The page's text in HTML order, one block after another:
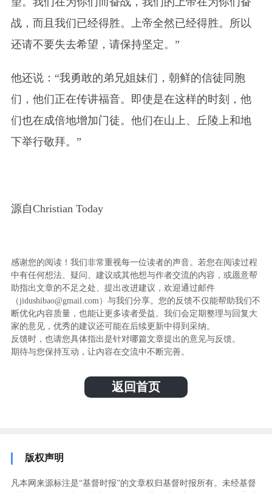
战，而且我们已经得胜。上帝全然已经得胜。所以
还请不要失去希望，请保持坚定。”
他还说：“我勇敢的弟兄姐妹们，朝鲜的信徒同胞
们，他们正在传讲福音。即使是在这样的时刻，他
们也在成倍地增加门徒。他们在山上、丘陵上和地
下举行敬拜。”
源自Christian Today
感谢您的阅读！我们非常重视每一位读者的声音。若您在阅读过程
中有任何想法、疑问、建议或其他想与作者交流的内容，或愿意帮
助指出文章的不足之处、提出改进建议，欢迎通过邮件
（jidushibao@gmail.com）与我们分享。您的反馈不仅能帮助我们不
断优化内容质量，也能让更多读者受益。我们会定期整理与回复大
家的意见，优秀的建议还可能在后续更新中得到采纳。
反馈时，也请您具体指出是针对哪篇文章提出的意见与反馈。
期待与您保持互动，让内容在交流中不断完善。
返回首页
版权声明
凡本网来源标注是“基督时报”的文章权归基督时报所有。未经基督